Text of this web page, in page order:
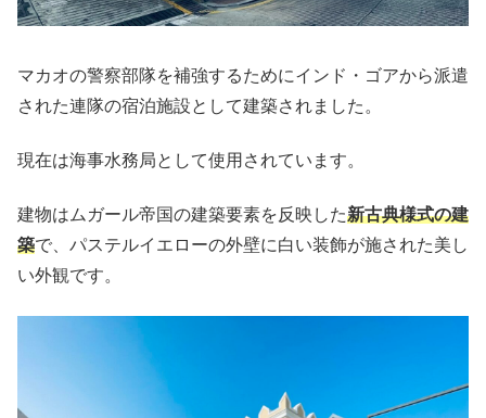
マカオの警察部隊を補強するためにインド・ゴアから派遣
された連隊の宿泊施設として建築されました。
現在は海事水務局として使用されています。
建物はムガール帝国の建築要素を反映した新古典様式の建
築で、パステルイエローの外壁に白い装飾が施された美し
い外観です。